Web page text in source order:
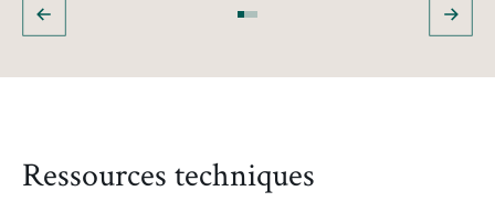
Ressources techniques